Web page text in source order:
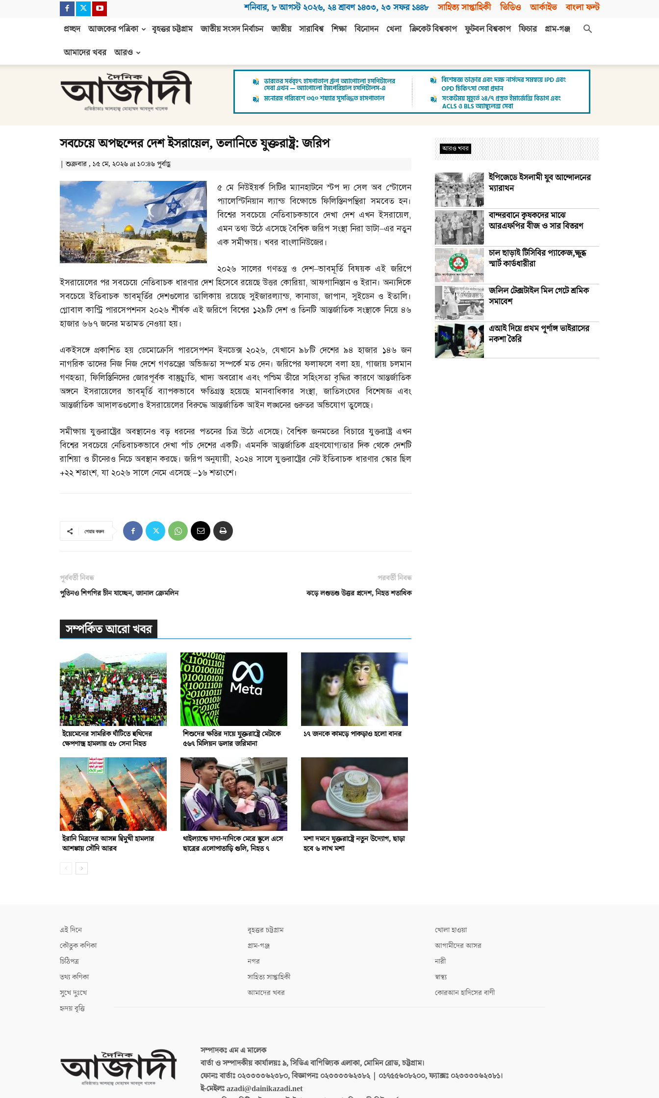
শনিবার, ৮ আগস্ট ২০২৬, ২৪ শ্রাবণ ১৪৩৩, ২৩ সফর ১৪৪৮ সাহিত্য সাপ্তাহিকী ভিডিও আর্কাইভ বাংলা ফন্ট
প্রচ্ছদ আজকের পত্রিকা বৃহত্তর চট্টগ্রাম জাতীয় সংসদ নির্বাচন জাতীয় সারাবিশ্ব শিক্ষা বিনোদন খেলা ক্রিকেট বিশ্বকাপ ফুটবল বিশ্বকাপ ফিচার
গ্রাম-গঞ্জ
আমাদের খবর
আরও
আজাদী
সবচেয়ে অপছন্দের দেশ ইসরায়েল, তলানিতে যুক্তরাষ্ট্র: জরিপ
| শুক্রবার , ১৫ মে, ২০২৬ at ১০:৪৬ পূর্বাহ্ণ
৫ মে নিউইয়র্ক সিটির ম্যানহাটনে স্টপ দ্য সেল অব স্টোলেন
প্যালেস্টিনিয়ান ল্যান্ড বিক্ষোভে ফিলিস্তিনপন্থিরা সমবেত হন।
বিশ্বের সবচেয়ে নেতিবাচকভাবে দেখা দেশ এখন ইসরায়েল,
এমন তথ্য উঠে এসেছে বৈশ্বিক জরিপ সংস্থা নিরা ডাটা–এর নতুন
এক সমীক্ষায়। খবর বাংলানিউজের।
২০২৬ সালের গণতন্ত্র ও দেশ–ভাবমূর্তি বিষয়ক এই জরিপে
ইসরায়েলের পর সবচেয়ে নেতিবাচক ধারণার দেশ হিসেবে রয়েছে উত্তর কোরিয়া,আফগানিস্তান ও ইরান। অন্যদিকে
সবচেয়ে ইতিবাচক ভাবমূর্তির দেশগুলোর তালিকায় রয়েছে সুইজারল্যান্ড,কানাডা,জাপান,সুইডেন ও ইতালি।
গ্লোবাল কান্ট্রি পারসেপশনস ২০২৬ শীর্ষক এই জরিপে বিশ্বের ১২৯টি দেশ ও তিনটি আন্তর্জাতিক সংস্থাকে নিয়ে ৪৬
হাজার ৬৬৭ জনের মতামত নেওয়া হয়।
একইসঙ্গে প্রকাশিত হয় ডেমোক্রেসি পারসেপশন ইনডেক্স ২০২৬, যেখানে ৯৮টি দেশের ৯৪ হাজার ১৪৬ জন
নাগরিক তাদের নিজ নিজ দেশে গণতন্ত্রের অভিজ্ঞতা সম্পর্কে মত দেন। জরিপের ফলাফলে বলা হয়,গাজায় চলমান
গণহত্যা,ফিলিস্তিনিদের জোরপূর্বক বাস্তুচ্যুতি,খাদ্য অবরোধ এবং পশ্চিম তীরে সহিংসতা বৃদ্ধির কারণে আন্তর্জাতিক
অঙ্গনে ইসরায়েলের ভাবমূর্তি ব্যাপকভাবে ক্ষতিগ্রস্ত হয়েছে মানবাধিকার সংস্থা,জাতিসংঘের বিশেষজ্ঞ এবং
আন্তর্জাতিক আদালতগুলোও ইসরায়েলের বিরুদ্ধে আন্তর্জাতিক আইন লঙ্ঘনের গুরুতর অভিযোগ তুলেছে।
সমীক্ষায় যুক্তরাষ্ট্রের অবস্থানেও বড় ধরনের পতনের চিত্র উঠে এসেছে। বৈশ্বিক জনমতের বিচারে যুক্তরাষ্ট্র এখন
বিশ্বের সবচেয়ে নেতিবাচকভাবে দেখা পাঁচ দেশের একটি। এমনকি আন্তর্জাতিক গ্রহণযোগ্যতার দিক থেকে দেশটি
রাশিয়া ও চীনেরও নিচে অবস্থান করছে। জরিপ অনুযায়ী, ২০২৪ সালে যুক্তরাষ্ট্রের নেট ইতিবাচক ধারণার স্কোর ছিল
+২২ শতাংশ,যা ২০২৬ সালে নেমে এসেছে –১৬ শতাংশে।
শেয়ার করুন
পূর্ববর্তী নিবন্ধ
পুতিনও শিগগির চীন যাচ্ছেন, জানাল ক্রেমলিন
পরবর্তী নিবন্ধ
ঝড়ে লণ্ডভণ্ড উত্তর প্রদেশ, নিহত শতাধিক
সম্পর্কিত আরো খবর
ইয়েমেনের সামরিক ঘাঁটিতে হুথিদের
ক্ষেপণাস্ত্র হামলায় ৫৮ সেনা নিহত
শিশুদের ক্ষতির দায়ে যুক্তরাষ্ট্রে মেটাকে
৫৬৭ মিলিয়ন ডলার জরিমানা
১৭ জনকে কামড়ে পাকড়াও হলো বানর
ইরানি মিত্রদের আসন্ন দ্বিমুখী হামলার
আশঙ্কায় সৌদি আরব
থাইল্যান্ডে দাদা-দাদিকে মেরে স্কুলে এসে
ছাত্রের এলোপাতাড়ি গুলি, নিহত ৭
মশা দমনে যুক্তরাষ্ট্রে নতুন উদ্যোগ, ছাড়া
হবে ৬ লাখ মশা
আরও খবর
ইপিজেডে ইসলামী যুব আন্দোলনের
ম্যারাথন
বান্দরবানে কৃষকদের মাঝে
আরএফপির বীজ ও সার বিতরণ
চাল ছাড়াই টিসিবির প্যাকেজ,ক্ষুব্ধ
স্মার্ট কার্ডধারীরা
জলিল টেক্সটাইল মিল গেটে শ্রমিক
সমাবেশ
এআই দিয়ে প্রথম পূর্ণাঙ্গ ভাইরাসের
নকশা তৈরি
এই দিনে
কৌতুক কণিকা
চিঠিপত্র
তথ্য কণিকা
সুখে দুঃখে
হৃদয় বৃত্তি
বৃহত্তর চট্টগ্রাম
গ্রাম-গঞ্জ
নগর
সাহিত্য সাপ্তাহিকী
আমাদের খবর
খোলা হাওয়া
আগামীদের আসর
নারী
স্বাস্থ্য
কোরআন হাদিসের বাণী
সম্পাদকঃএম এ মালেক
বার্তা ও সম্পাদকীয় কার্যালয়ঃ৯, সিডিএ বাণিজ্যিক এলাকা, মোমিন রোড, চট্টগ্রাম।
ফোনঃ বার্তাঃ ০২৩৩৩৩৬২৩৮০, বিজ্ঞাপনঃ ০২৩৩৩৩৬২৩৮২ | ০১৭৫৫৬০৮২০০, ফ্যাক্সঃ ০২৩৩৩৩৬২৩৮১।
ই-মেইলঃazadi@dainikazadi.net